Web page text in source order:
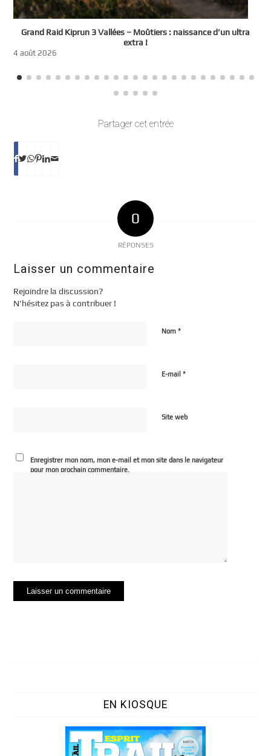
Grand Raid Kiprun 3 Vallées – Moûtiers : naissance d’un ultra
extra !
4 août 2026
Partager cet entrée
0
RÉPONSES
Laisser un commentaire
Rejoindre la discussion?
N’hésitez pas à contribuer !
Nom*
E-mail*
Site web
Enregistrer mon nom, mon e-mail et mon site dans le navigateur
pour mon prochain commentaire.
EN KIOSQUE